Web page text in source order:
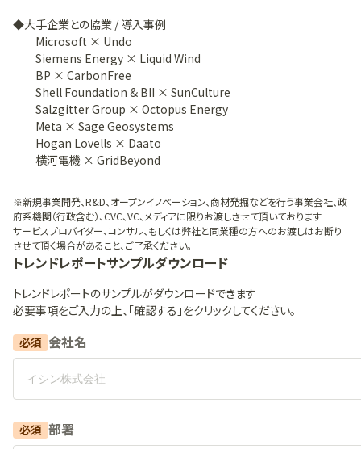
◆大手企業との協業 / 導入事例
Microsoft × Undo
Siemens Energy × Liquid Wind
BP × CarbonFree
Shell Foundation & BII × SunCulture
Salzgitter Group × Octopus Energy
Meta × Sage Geosystems
Hogan Lovells × Daato
横河電機 × GridBeyond
※新規事業開発、R&D、オープンイノベーション、商材発掘などを行う事業会社、政
府系機関（行政含む）、CVC、VC、メディアに限りお渡しさせて頂いております
サービスプロバイダー、コンサル、もしくは弊社と同業種の方へのお渡しはお断り
させて頂く場合があること、ご了承ください。
トレンドレポートサンプルダウンロード
トレンドレポートのサンプルがダウンロードできます
必要事項をご入力の上、「確認する」をクリックしてください。
必須 会社名
必須 部署